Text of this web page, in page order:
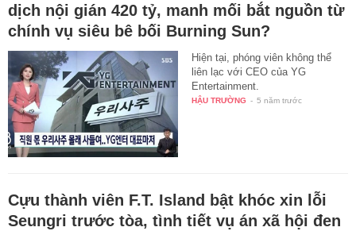
dịch nội gián 420 tỷ, manh mối bắt nguồn từ
chính vụ siêu bê bối Burning Sun?
Hiện tại, phóng viên không thể
liên lạc với CEO của YG
Entertainment.
HẬU TRƯỜNG - 5 năm trước
Cựu thành viên F.T. Island bật khóc xin lỗi
Seungri trước tòa, tình tiết vụ án xã hội đen